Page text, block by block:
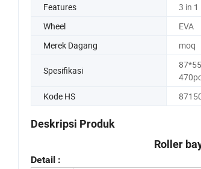
Features
3 in 1
Wheel
EVA
Merek Dagang
moq
Spesifikasi
Kode HS
Deskripsi Produk
Roller
Detail :